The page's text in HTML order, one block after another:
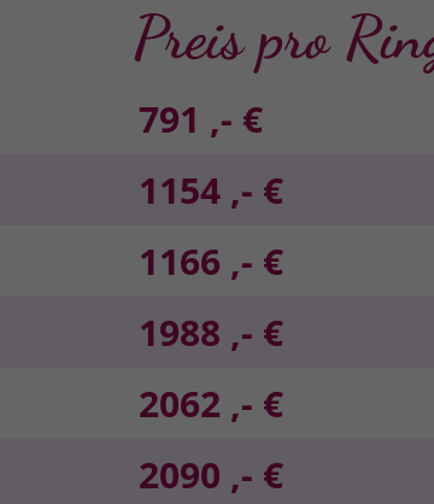
Preis pro
791 ,- €
1154 ,- €
1166 ,- €
1988 ,- €
2062 ,- €
2090 ,- €